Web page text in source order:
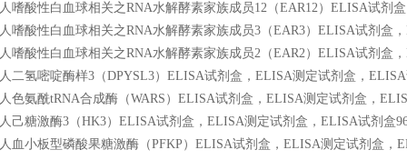
人嗜酸性白血球相关之RNA水解酵素家族成员12（EAR12）ELISA试剂
人嗜酸性白血球相关之RNA水解酵素家族成员3（EAR3）ELISA试剂盒
人嗜酸性白血球相关之RNA水解酵素家族成员2（EAR2）ELISA试剂盒
人二氢嘧啶酶样3（DPYSL3）ELISA试剂盒，ELISA测定试剂盒，
人色氨酰tRNA合成酶（WARS）ELISA试剂盒，ELISA测定试剂盒，
人己糖激酶3（HK3）ELISA试剂盒，ELISA测定试剂盒，ELISA试剂盒
人血小板型磷酸果糖激酶（PFKP）ELISA试剂盒，ELISA测定试剂盒，